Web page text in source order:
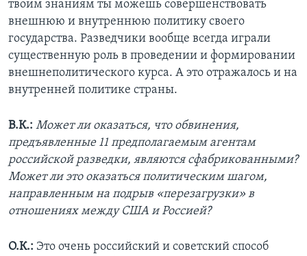
твоим знаниям ты можешь совершенствовать
внешнюю и внутреннюю политику своего
государства. Разведчики вообще всегда играли
существенную роль в проведении и формировании
внешнеполитического курса. А это отражалось и на
внутренней политике страны.
В.К.: Может ли оказаться, что обвинения,
предъявленные 11 предполагаемым агентам
российской разведки, являются сфабрикованными?
Может ли это оказаться политическим шагом,
направленным на подрыв «перезагрузки» в
отношениях между США и Россией?
О.К.: Это очень российский и советский способ